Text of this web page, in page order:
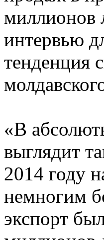
миллионов
интервью
тенденция
«В
выглядит
2014 году
немногим
экспорт